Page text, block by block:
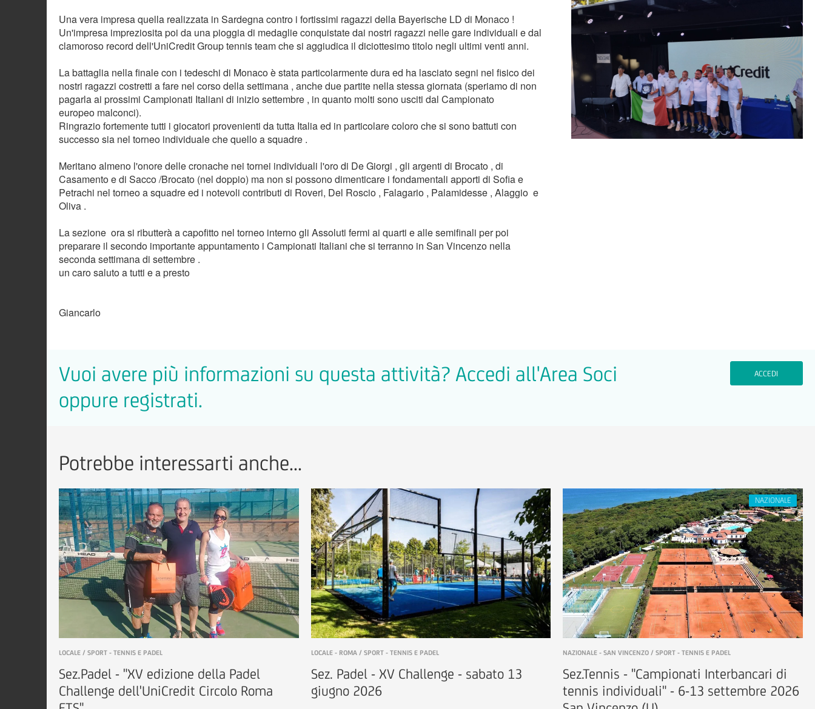
Una vera impresa quella realizzata in Sardegna contro i fortissimi ragazzi della Bayerische LD di Monaco !
Un'impresa impreziosita poi da una pioggia di medaglie conquistate dai nostri ragazzi nelle gare individuali e dal
clamoroso record dell'UniCredit Group tennis team che si aggiudica il diciottesimo titolo negli ultimi venti anni.
La battaglia nella finale con i tedeschi di Monaco è stata particolarmente dura ed ha lasciato segni nel fisico dei
nostri ragazzi costretti a fare nel corso della settimana , anche due partite nella stessa giornata (speriamo di non
pagarla ai prossimi Campionati Italiani di inizio settembre , in quanto molti sono usciti dal Campionato
europeo malconci).
Ringrazio fortemente tutti i giocatori provenienti da tutta Italia ed in particolare coloro che si sono battuti con
successo sia nel torneo individuale che quello a squadre .
Meritano almeno l'onore delle cronache nei tornei individuali l'oro di De Giorgi , gli argenti di Brocato , di
Casamento e di Sacco /Brocato (nel doppio) ma non si possono dimenticare i fondamentali apporti di Sofia e
Petrachi nel torneo a squadre ed i notevoli contributi di Roveri, Del Roscio , Falagario , Palamidesse , Alaggio e
Oliva .
La sezione ora si ributterà a capofitto nel torneo interno gli Assoluti fermi ai quarti e alle semifinali per poi
preparare il secondo importante appuntamento i Campionati Italiani che si terranno in San Vincenzo nella
seconda settimana di settembre .
un caro saluto a tutti e a presto
Giancarlo
Vuoi avere più informazioni su questa attività? Accedi all'Area Soci
oppure registrati.
ACCEDI
Potrebbe interessarti anche...
LOCALE / SPORT - TENNIS E PADEL
Sez.Padel - "XV edizione della Padel
Challenge dell'UniCredit Circolo Roma
LOCALE - ROMA / SPORT - TENNIS E PADEL
Sez. Padel - XV Challenge - sabato 13
giugno 2026
NAZIONALE - SAN VINCENZO / SPORT - TENNIS E PADEL
Sez.Tennis - "Campionati Interbancari di
tennis individuali" - 6-13 settembre 2026